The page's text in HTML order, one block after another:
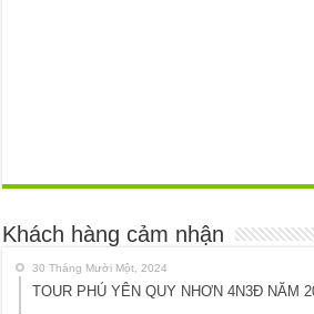
Khách hàng cảm nhận
30 Tháng Mười Một, 2024
TOUR PHÚ YÊN QUY NHƠN 4N3Đ NĂM